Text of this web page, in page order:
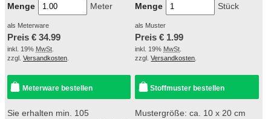
Menge Meter
als Meterware
Preis € 34.99
inkl. 19% MwSt
zzgl. Versandkosten
Meterware bestellen
Sie erhalten min. 105
Menge Stück
als Muster
Preis € 1.99
inkl. 19% MwSt
zzgl.Versandkosten
Stoffmuster bestellen
Mustergröße: ca. 10 x 20 cm